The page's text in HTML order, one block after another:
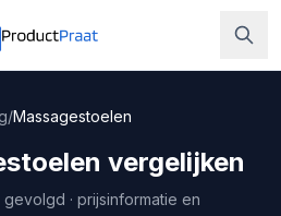
/Massagestoelen
vergelijken
gevolgd · prijsinformatie en